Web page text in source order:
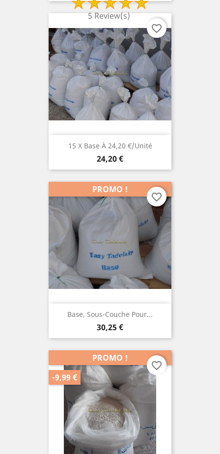
5 Review(s)
15 X Base À 24,20 €/unité
Prix
24,20 €
favorite_border
Base, Sous-Couche Pour...
Prix
30,25 €
PROMO !
favorite_border
PROMO !
-9,99 €
favorite_border